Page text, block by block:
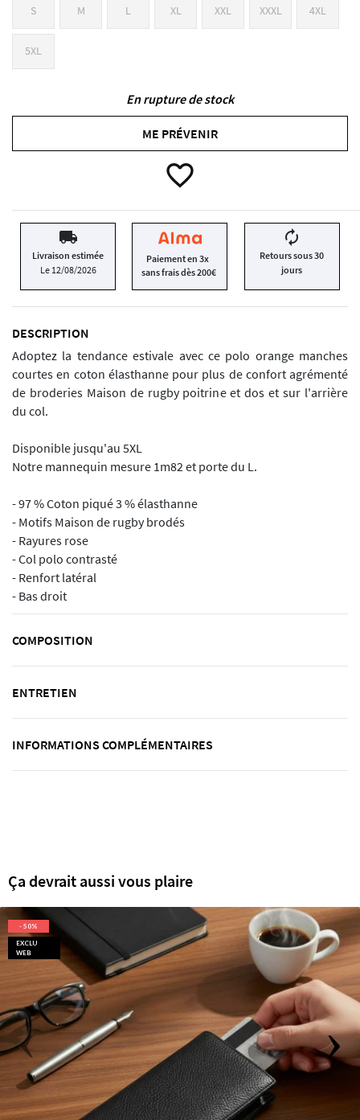
S M L XL XXL XXXL 4XL
5XL
En rupture de stock
ME PRÉVENIR
favorite_border
local_shipping
Livraison estimée
Le 12/08/2026
Paiement en 3x
sans frais dès 200€
autorenew
Retours sous 30
jours
DESCRIPTION
Adoptez la tendance estivale avec ce polo orange manches
courtes en coton élasthanne pour plus de confort agrémenté
de broderies Maison de rugby poitrine et dos et sur l'arrière
du col.
Disponible jusqu'au 5XL
Notre mannequin mesure 1m82 et porte du L.
- 97 % Coton piqué 3 % élasthanne
- Motifs Maison de rugby brodés
- Rayures rose
- Col polo contrasté
- Renfort latéral
- Bas droit
COMPOSITION
ENTRETIEN
INFORMATIONS COMPLÉMENTAIRES
Ça devrait aussi vous plaire
EXCLU
WEB
- 50%